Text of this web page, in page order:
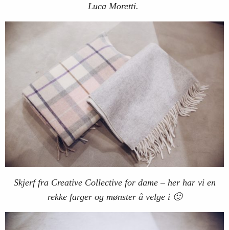
Luca Moretti.
Skjerf fra Creative Collective for dame – her har vi en
rekke farger og mønster å velge i 🙂